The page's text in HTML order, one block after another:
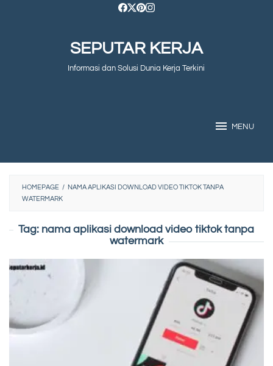
SEPUTAR KERJA
Informasi dan Solusi Dunia Kerja Terkini
MENU
HOMEPAGE / NAMA APLIKASI DOWNLOAD VIDEO TIKTOK TANPA
WATERMARK
Tag: nama aplikasi download video tiktok tanpa
watermark